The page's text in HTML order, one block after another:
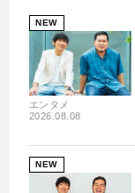
NEW
エンタメ
2026.08.08
NEW